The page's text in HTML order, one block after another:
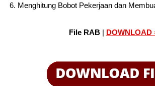
Menghitung Bobot Pekerjaan dan
File RAB | DOWNLOAD